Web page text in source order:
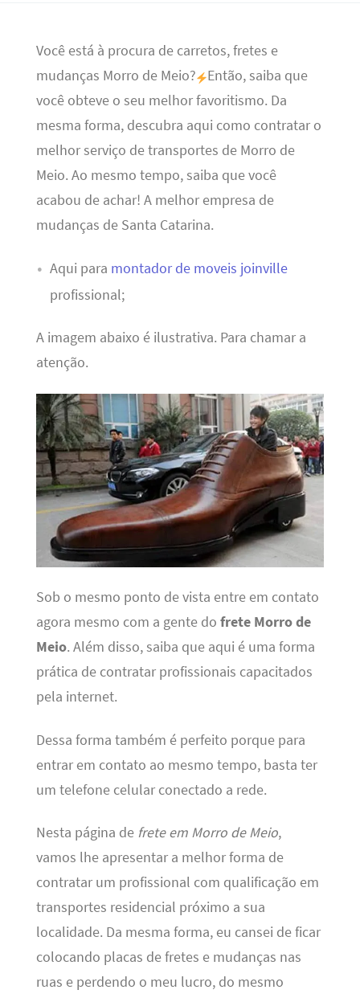
Você está à procura de carretos, fretes e
mudanças Morro de Meio?
Então, saiba que
você obteve o seu melhor favoritismo. Da
mesma forma, descubra aqui como contratar o
melhor serviço de transportes de Morro de
Meio. Ao mesmo tempo, saiba que você
acabou de achar! A melhor empresa de
mudanças de Santa Catarina.
Aqui para montador de moveis joinville
profissional;
A imagem abaixo é ilustrativa. Para chamar a
atenção.
Sob o mesmo ponto de vista entre em contato
agora mesmo com a gente do frete Morro de
Meio. Além disso, saiba que aqui é uma forma
prática de contratar profissionais capacitados
pela internet.
Dessa forma também é perfeito porque para
entrar em contato ao mesmo tempo, basta ter
um telefone celular conectado a rede.
Nesta página de frete em Morro de Meio,
vamos lhe apresentar a melhor forma de
contratar um profissional com qualificação em
transportes residencial próximo a sua
localidade. Da mesma forma, eu cansei de ficar
colocando placas de fretes e mudanças nas
ruas e perdendo o meu lucro, do mesmo